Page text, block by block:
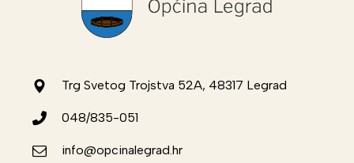
Trg Svetog Trojstva 52A, 48317 Legrad
048/835-051
info@opcinalegrad.hr